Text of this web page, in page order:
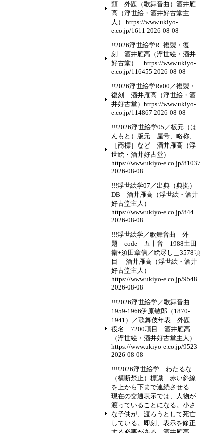
類 外題（歌舞音曲）酒井雁
高（浮世絵・酒井好古堂主
人） https://www.ukiyo-
e.co.jp/1611 2026-08-08
!!2026浮世絵学R_複製・復
刻 酒井雁高（浮世絵・酒井
好古堂） https://www.ukiyo-
e.co.jp/116455 2026-08-08
!!2026浮世絵学Ra00／複製・
復刻 酒井雁高（浮世絵・酒
井好古堂）https://www.ukiyo-
e.co.jp/114867 2026-08-08
!!!2026浮世絵学05／板元（は
んもと）版元 屋号、略称、
［商標］など 酒井雁高（浮
世絵・酒井好古堂）
https://www.ukiyo-e.co.jp/81037
2026-08-08
!!!浮世絵学07／出典（典拠）
DB 酒井雁高（浮世絵・酒井
好古堂主人）
https://www.ukiyo-e.co.jp/844
2026-08-08
!!!浮世絵学／歌舞音曲 外
題 code 五十音 1988土田
衛+須田章信／絵尽し＿3578項
目 酒井雁高（浮世絵・酒井
好古堂主人）
https://www.ukiyo-e.co.jp/9548
2026-08-08
!!!2026浮世絵学／歌舞音曲
1959-1966伊原敏郎（1870-
1941）／歌舞伎年表 外題
役名 7200項目 酒井雁高
（浮世絵・酒井好古堂主人）
https://www.ukiyo-e.co.jp/9523
2026-08-08
!!!!2026浮世絵学 わたるな
（横断禁止）標識 赤い斜線
を上から下まで連続させる
現在の交通表示では、人物が
渡っていることになる。小さ
な子供が、渡ろうとして死亡
している。即刻、表示を修正